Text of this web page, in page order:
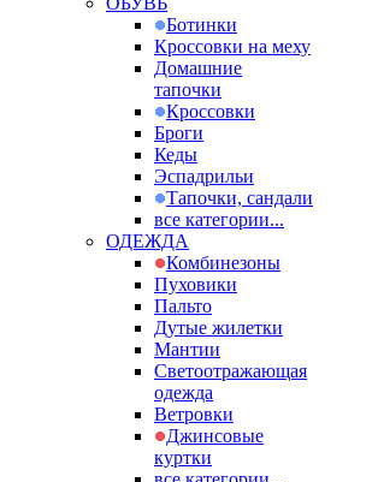
Ботинки
Кроссовки на меху
Домашние
тапочки
Кроссовки
Броги
Кеды
Эспадрильи
Тапочки, сандали
все категории...
ОДЕЖДА
Комбинезоны
Пуховики
Пальто
Дутые жилетки
Мантии
Светоотражающая
одежда
Ветровки
Джинсовые
куртки